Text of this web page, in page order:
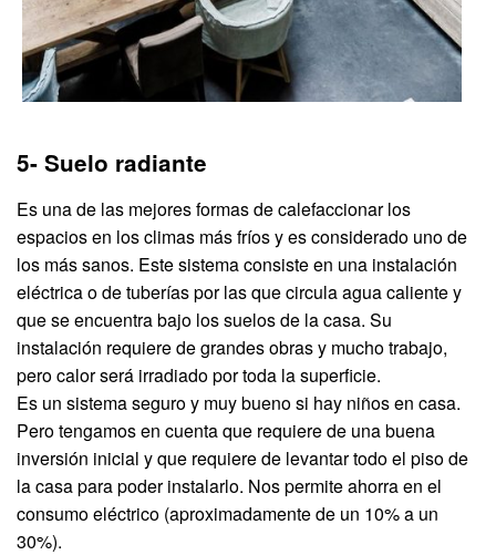
5- Suelo radiante
Es una de las mejores formas de calefaccionar los
espacios en los climas más fríos y es considerado uno de
los más sanos. Este sistema consiste en una instalación
eléctrica o de tuberías por las que circula agua caliente y
que se encuentra bajo los suelos de la casa. Su
instalación requiere de grandes obras y mucho trabajo,
pero calor será irradiado por toda la superficie.
Es un sistema seguro y muy bueno si hay niños en casa.
Pero tengamos en cuenta que requiere de una buena
inversión inicial y que requiere de levantar todo el piso de
la casa para poder instalarlo. Nos permite ahorra en el
consumo eléctrico (aproximadamente de un 10% a un
30%).